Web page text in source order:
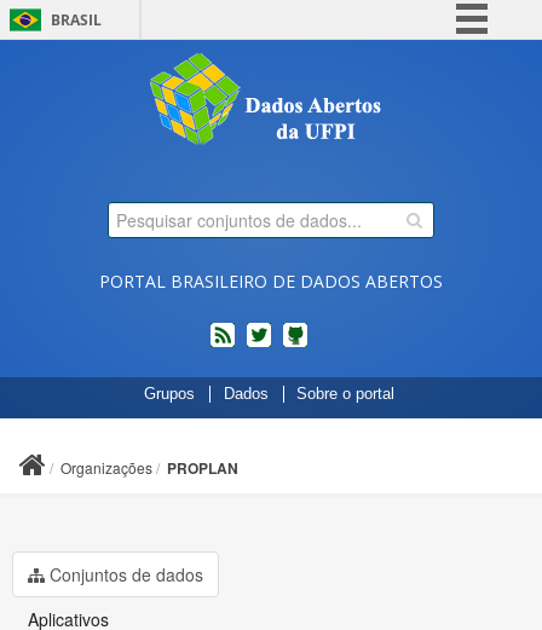
BRASIL
Comunica BR
Participe
Legislação
PORTAL BRASILEIRO DE DADOS ABERTOS
feed twitterCódigos
fonte
de
Grupos Dados Sobre o portal
Organizações PROPLAN
Conjuntos de dados
Aplicativos